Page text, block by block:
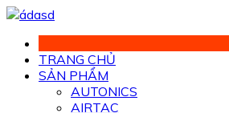
Chuyển
phần
dung
TRANG CHỦ
SẢN PHẨM
AUTONICS
AIRTAC